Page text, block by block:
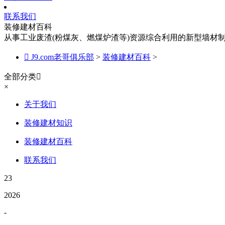
联系我们
装修建材百科
从事工业废渣(粉煤灰、燃煤炉渣等)资源综合利用的新型墙材
 J9.com老哥俱乐部 > 装修建材百科 >
全部分类
×
关于我们
装修建材知识
装修建材百科
联系我们
23
2026
-